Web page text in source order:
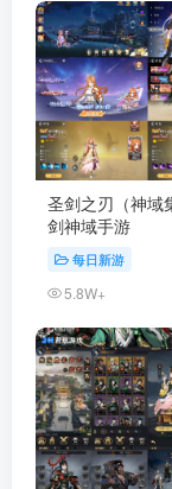
圣剑之刃（神
剑神域手游
每日新游
5.8W+